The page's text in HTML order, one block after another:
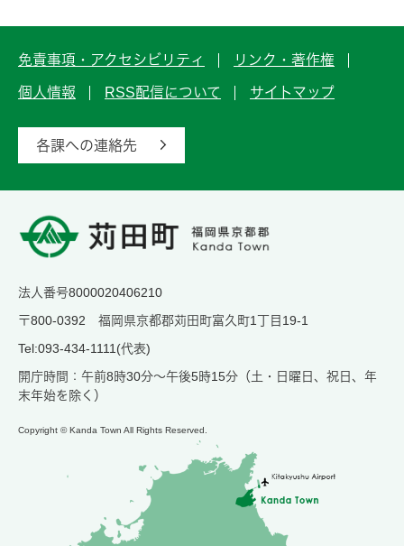
免責事項・アクセシビリティ リンク・著作権
個人情報 RSS配信について サイトマップ
各課への連絡先
法人番号8000020406210
〒800-0392 福岡県京都郡苅田町富久町1丁目19-1
Tel:093-434-1111(代表)
開庁時間：午前8時30分～午後5時15分（土・日曜日、祝日、年
末年始を除く）
Copyright © Kanda Town All Rights Reserved.